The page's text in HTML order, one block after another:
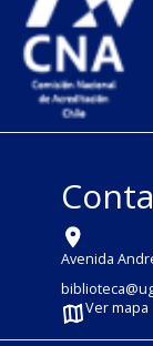
Avenida
Ver mapa